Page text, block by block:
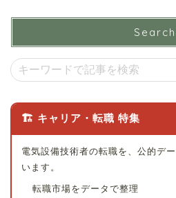
Search
🏗 キャリア・転職 特集
電気設備技術者の転職を、公的デ
います。
転職市場をデータで整理